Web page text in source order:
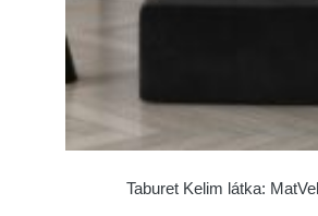
Taburet Kelim látka: